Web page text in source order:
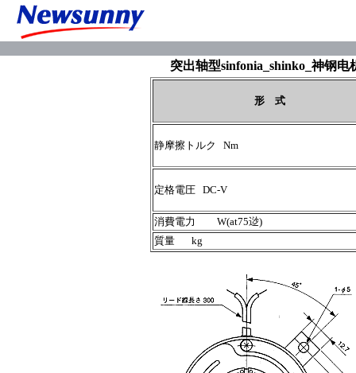
突出轴型sinfonia_shinko_神钢
形 式
静摩擦トルク Nm
定格電圧 DC-V
消費電力 W(at75逤)
質量 kg